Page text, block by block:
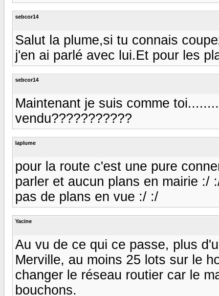
sebcor14
Salut la plume,si tu connais
j'en ai parlé avec lui.Et pour les
sebcor14
Maintenant je suis comme
vendu???????????
laplume
pour la route c'est une pure
parler et aucun plans en mairie :/
pas de plans en vue :/ :/
Yacine
Au vu de ce qui ce passe, plus
Merville, au moins 25 lots sur le
changer le réseau routier car le
bouchons.